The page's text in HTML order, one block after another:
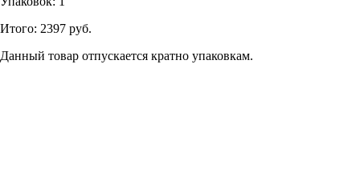
Итого: 2397 руб.
Данный товар отпускается кратно упаковкам.